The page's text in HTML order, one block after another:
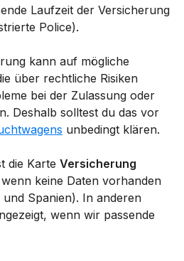
Laufzeit der Versicherung
Police).
kann auf mögliche
über rechtliche Risiken
bei der Zulassung oder
Deshalb solltest du das vor
unbedingt klären.
die Karte Versicherung
keine Daten vorhanden
Spanien). In anderen
wenn wir passende